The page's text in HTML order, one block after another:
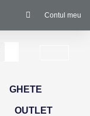
Contul meu
GHETE
OUTLET